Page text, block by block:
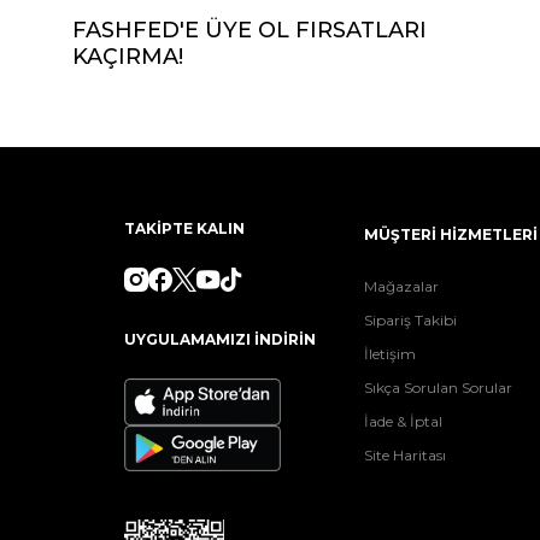
FASHFED'E ÜYE OL FIRSATLARI
KAÇIRMA!
TAKİPTE KALIN
UYGULAMAMIZI İNDİRİN
MÜŞTERİ HİZMETLERİ
Mağazalar
Sipariş Takibi
İletişim
Sıkça Sorulan Sorular
İade & İptal
Site Haritası